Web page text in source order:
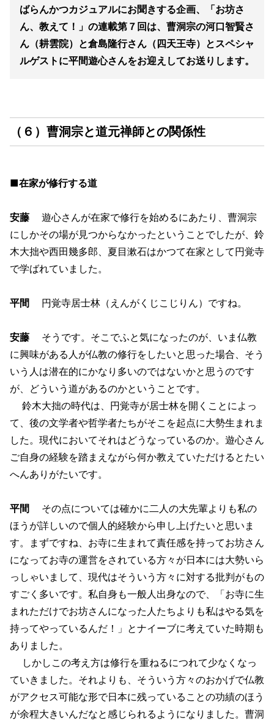
ばらんかつカジュアルにお聞きする企画、「お坊さ
ん、教えて！」の連載第７回は、曹洞宗の河口智賢さ
ん（耕雲院）と倉島隆行さん（四天王寺）とスペシャ
ルゲストに平間遊心さんをお迎えしてお送りします。
（６）曹洞宗と道元禅師との関係性
■在家が修行する道
安藤 遊心さんが在家で修行を始めるにあたり、曹洞宗
にしかその場が見つからなかったということでしたが、鈴
木大拙や西田幾多郎、夏目漱石はかつて在家として円覚寺
で学ばれていました。
平間 円覚寺居士林（えんがくじこじりん）ですね。
安藤 そうです。そこでふと気になったのが、いま仏教
に興味がある人が仏教の修行をしたいと思った場合、そう
いう人は潜在的にかなり多いのではないかと思うのです
が、どういう道があるのかということです。
鈴木大拙の時代は、円覚寺が居士林を開くことによっ
て、後の文学者や哲学者たちがそこを起点に大勢生まれま
した。現代においてそれはどうなっているのか。遊心さん
ご自身の経験を踏まえながら何か教えていただけるとたい
へんありがたいです。
平間 その点については確かに二人の大先輩よりも私の
ほうが詳しいので個人的経験から申し上げたいと思いま
す。まずですね、お寺に生まれて責任感を持ってお坊さん
になってお寺の運営をされている方々が日本には大勢いら
っしゃいまして、現代はそういう方々に対する批判がもの
すごく多いです。私自身も一般人出身なので、「お寺に生
まれただけでお坊さんになった人たちよりも私はやる気を
持ってやっているんだ！」とナイーブに考えていた時期も
ありました。
しかしこの考え方は修行を重ねるにつれて少なくなっ
ていきました。それよりも、そういう方々のおかげで仏教
がアクセス可能な形で日本に残っていることの功績のほう
が余程大きいんだなと感じられるようになりました。曹洞